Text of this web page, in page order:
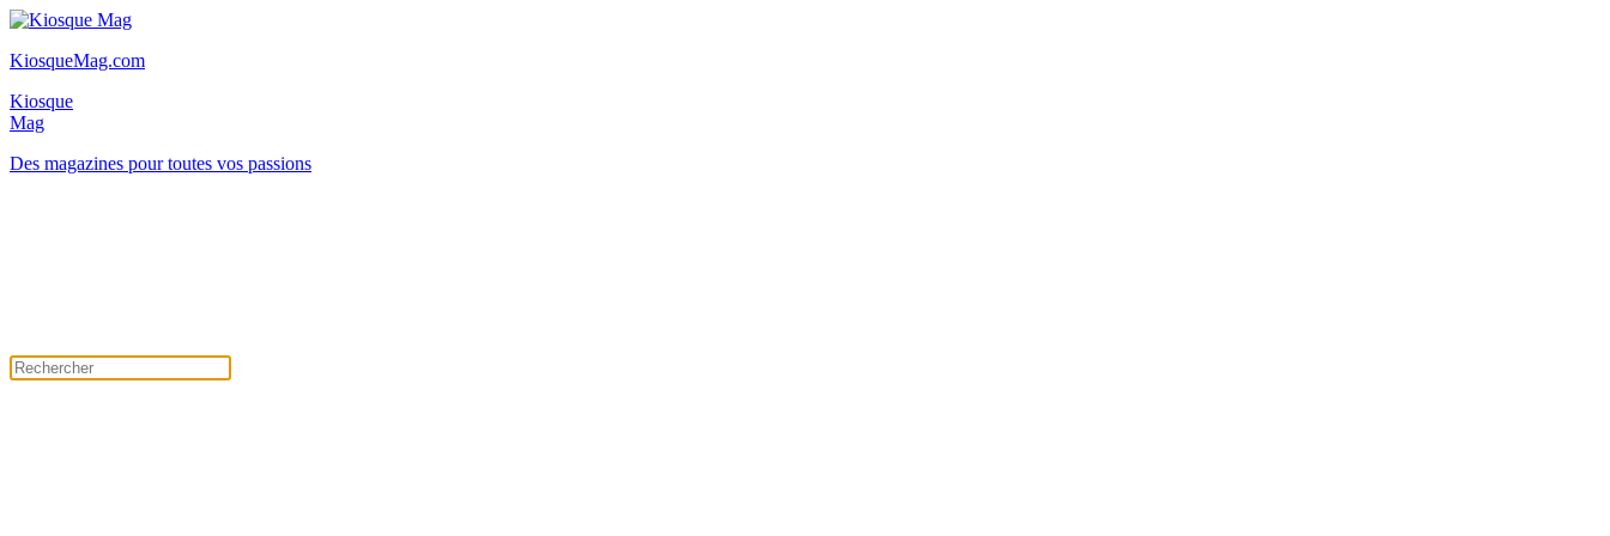
KiosqueMag.com
Kiosque
Mag
Des magazines pour toutes vos passions